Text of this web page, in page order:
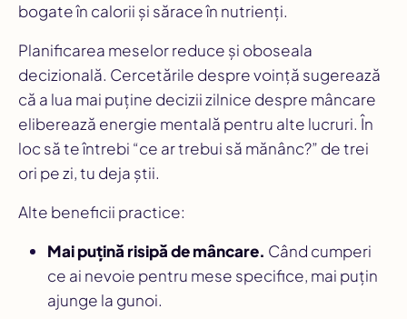
bogate în calorii și sărace în nutrienți.
Planificarea meselor reduce și oboseala
decizională. Cercetările despre voință sugerează
că a lua mai puține decizii zilnice despre mâncare
eliberează energie mentală pentru alte lucruri. În
loc să te întrebi “ce ar trebui să mănânc?” de trei
ori pe zi, tu deja știi.
Alte beneficii practice:
Mai puțină risipă de mâncare. Când cumperi
ce ai nevoie pentru mese specifice, mai puțin
ajunge la gunoi.